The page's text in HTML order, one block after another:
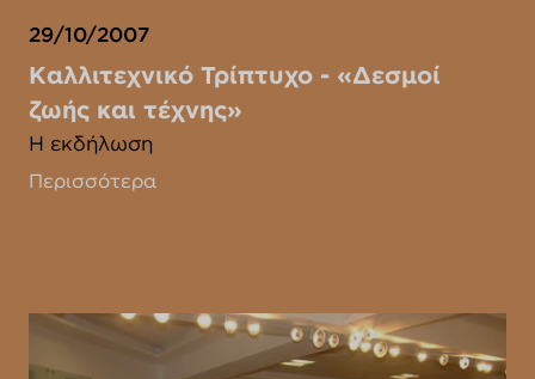
29/10/2007
Καλλιτεχνικό Τρίπτυχο - «Δεσμοί
ζωής και τέχνης»
Η εκδήλωση
Περισσότερα